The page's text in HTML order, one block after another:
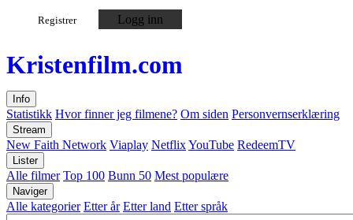
Registrer Logg inn
Kristenfilm.com
Info
Statistikk Hvor finner jeg filmene? Om siden Personvernserklæring
Stream
New Faith Network Viaplay NetflixYouTube RedeemTV
Lister
Alle filmer Top 100 Bunn 50 Mest populære
Naviger
Alle kategorier Etter år Etter land Etter språk